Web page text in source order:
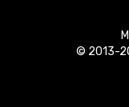
© 2013-